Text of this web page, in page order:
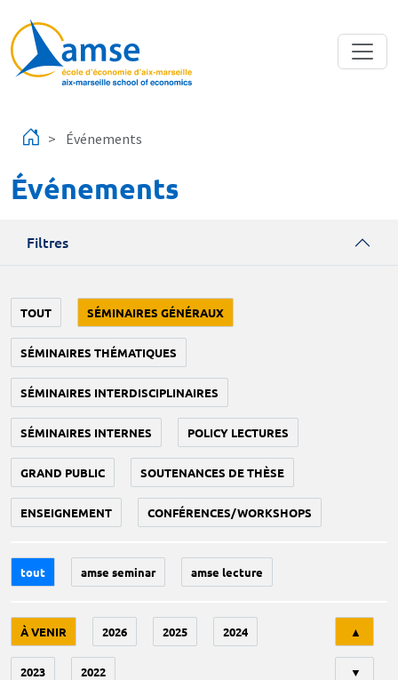
Événements
Événements
Filtres
TOUT SÉMINAIRES GÉNÉRAUX
SÉMINAIRES THÉMATIQUES
SÉMINAIRES INTERDISCIPLINAIRES
SÉMINAIRES INTERNES POLICY LECTURES
GRAND PUBLIC SOUTENANCES DE THÈSE
ENSEIGNEMENT CONFÉRENCES/WORKSHOPS
tout amse seminar amse lecture
À VENIR 2026 2025 2024
2023 2022
▲
▼